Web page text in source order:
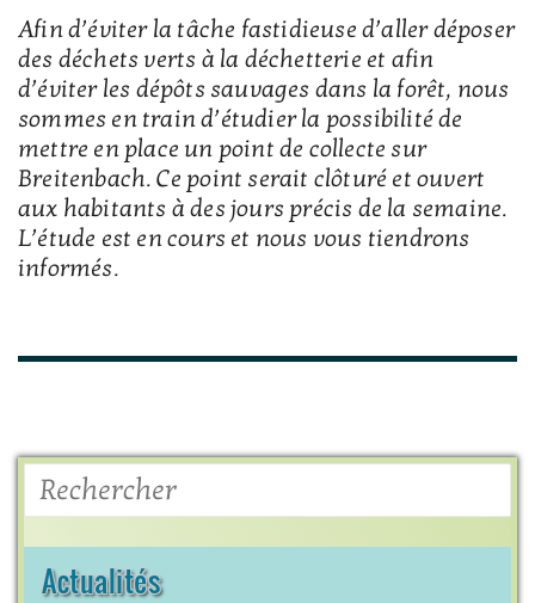
Afin d’éviter la tâche fastidieuse d’aller déposer
des déchets verts à la déchetterie et afin
d’éviter les dépôts sauvages dans la forêt, nous
sommes en train d’étudier la possibilité de
mettre en place un point de collecte sur
Breitenbach. Ce point serait clôturé et ouvert
aux habitants à des jours précis de la semaine.
L’étude est en cours et nous vous tiendrons
informés.
Rechercher
Actualités